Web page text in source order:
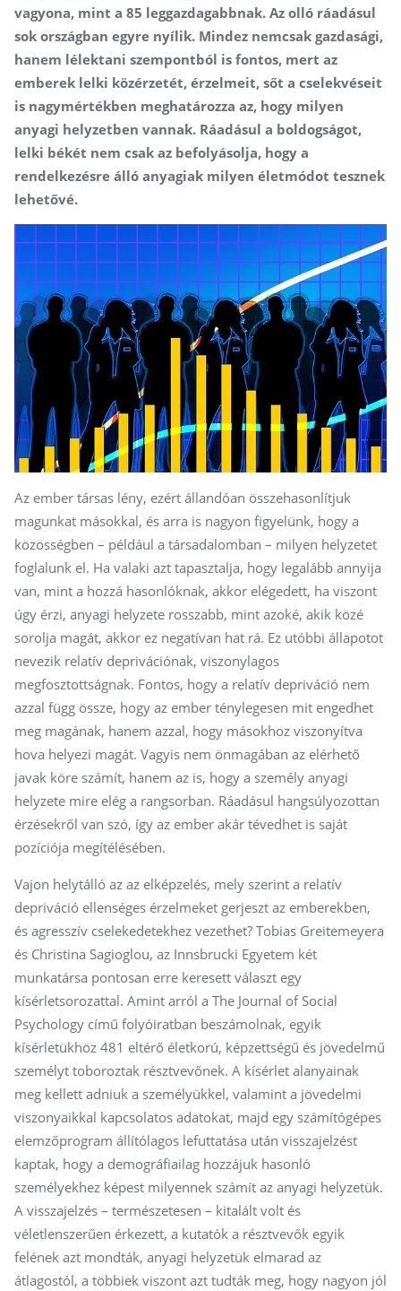
vagyona, mint a 85 leggazdagabbnak. Az olló ráadásul
sok országban egyre nyílik. Mindez nemcsak gazdasági,
hanem lélektani szempontból is fontos, mert az
emberek lelki közérzetét, érzelmeit, sőt a cselekvéseit
is nagymértékben meghatározza az, hogy milyen
anyagi helyzetben vannak. Ráadásul a boldogságot,
lelki békét nem csak az befolyásolja, hogy a
rendelkezésre álló anyagiak milyen életmódot tesznek
lehetővé.
Az ember társas lény, ezért állandóan összehasonlítjuk
magunkat másokkal, és arra is nagyon figyelünk, hogy a
közösségben – például a társadalomban – milyen helyzetet
foglalunk el. Ha valaki azt tapasztalja, hogy legalább annyija
van, mint a hozzá hasonlóknak, akkor elégedett, ha viszont
úgy érzi, anyagi helyzete rosszabb, mint azoké, akik közé
sorolja magát, akkor ez negatívan hat rá. Ez utóbbi állapotot
nevezik relatív deprivációnak, viszonylagos
megfosztottságnak. Fontos, hogy a relatív depriváció nem
azzal függ össze, hogy az ember ténylegesen mit engedhet
meg magának, hanem azzal, hogy másokhoz viszonyítva
hova helyezi magát. Vagyis nem önmagában az elérhető
javak köre számít, hanem az is, hogy a személy anyagi
helyzete mire elég a rangsorban. Ráadásul hangsúlyozottan
érzésekről van szó, így az ember akár tévedhet is saját
pozíciója megítélésében.
Vajon helytálló az az elképzelés, mely szerint a relatív
depriváció ellenséges érzelmeket gerjeszt az emberekben,
és agresszív cselekedetekhez vezethet? Tobias Greitemeyera
és Christina Sagioglou, az Innsbrucki Egyetem két
munkatársa pontosan erre keresett választ egy
kísérletsorozattal. Amint arról a The Journal of Social
Psychology című folyóiratban beszámolnak, egyik
kísérletükhöz 481 eltérő életkorú, képzettségű és jövedelmű
személyt toboroztak résztvevőnek. A kísérlet alanyainak
meg kellett adniuk a személyükkel, valamint a jövedelmi
viszonyaikkal kapcsolatos adatokat, majd egy számítógépes
elemzőprogram állítólagos lefuttatása után visszajelzést
kaptak, hogy a demográfiailag hozzájuk hasonló
személyekhez képest milyennek számít az anyagi helyzetük.
A visszajelzés – természetesen – kitalált volt és
véletlenszerűen érkezett, a kutatók a résztvevők egyik
felének azt mondták, anyagi helyzetük elmarad az
átlagostól, a többiek viszont azt tudták meg, hogy nagyon jól